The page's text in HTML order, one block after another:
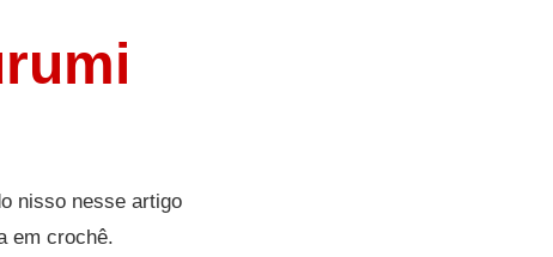
nisso nesse artigo
em crochê.